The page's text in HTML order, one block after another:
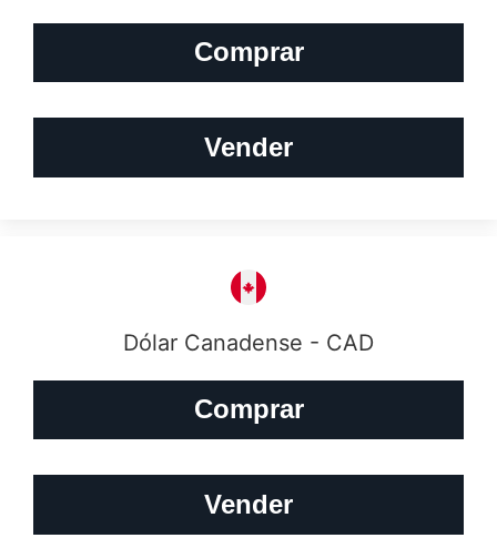
Comprar
Vender
Dólar Canadense - CAD
Comprar
Vender